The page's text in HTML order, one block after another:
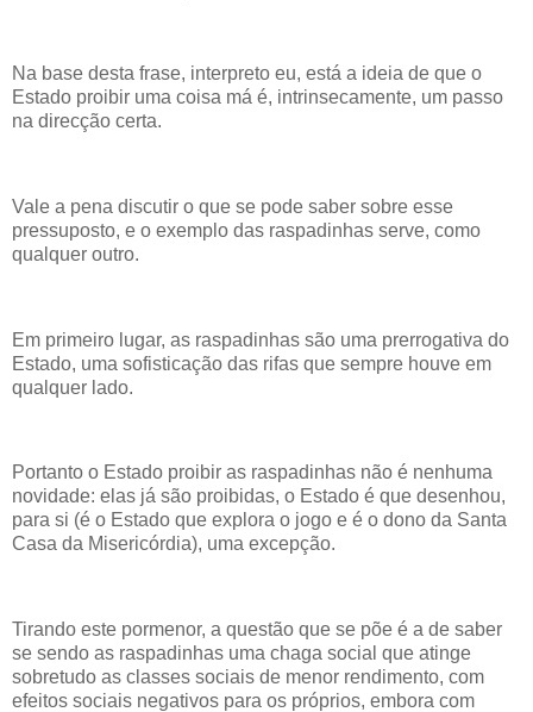
Na base desta frase, interpreto eu, está a ideia de que o
Estado proibir uma coisa má é, intrinsecamente, um passo
na direcção certa.
Vale a pena discutir o que se pode saber sobre esse
pressuposto, e o exemplo das raspadinhas serve, como
qualquer outro.
Em primeiro lugar, as raspadinhas são uma prerrogativa do
Estado, uma sofisticação das rifas que sempre houve em
qualquer lado.
Portanto o Estado proibir as raspadinhas não é nenhuma
novidade: elas já são proibidas, o Estado é que desenhou,
para si (é o Estado que explora o jogo e é o dono da Santa
Casa da Misericórdia), uma excepção.
Tirando este pormenor, a questão que se põe é a de saber
se sendo as raspadinhas uma chaga social que atinge
sobretudo as classes sociais de menor rendimento, com
efeitos sociais negativos para os próprios, embora com